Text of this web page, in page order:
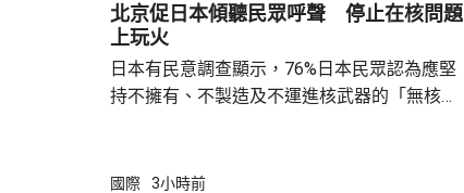
北京促日本傾聽民眾呼聲 停止在核問題
上玩火
日本有民意調查顯示，76%日本民眾認為應堅
持不擁有、不製造及不運進核武器的「無核三
言人林劍回應指，民調結果充分反映日本主流
國際 3小時前